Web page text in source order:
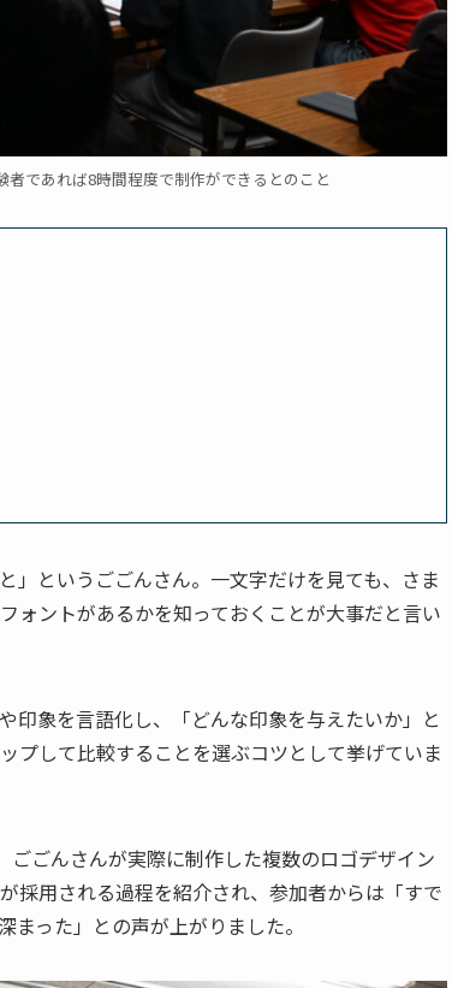
であれば8時間程度で制作ができるとのこと
」というごごんさん。一文字だけを見ても、さま
ォントがあるかを知っておくことが大事だと言い
印象を言語化し、「どんな印象を与えたいか」と
プして比較することを選ぶコツとして挙げていま
ごんさんが実際に制作した複数のロゴデザイン
採用される過程を紹介され、参加者からは「すで
った」との声が上がりました。